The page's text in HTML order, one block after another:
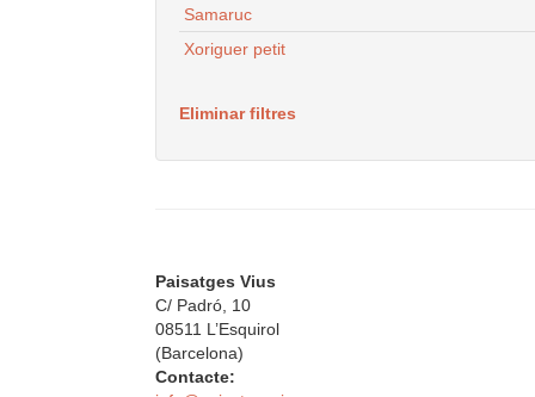
Samaruc
Xoriguer petit
Eliminar filtres
Paisatges Vius
C/ Padró, 10
08511 L’Esquirol
(Barcelona)
Contacte: